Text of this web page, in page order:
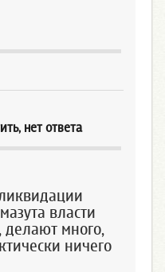
нет ответа
власти
делают много,
ничего